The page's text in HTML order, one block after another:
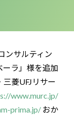
ンサルティン
ラ」様を追加
菱UFJリサー
www.murc.jp/
prima.jp/ おか